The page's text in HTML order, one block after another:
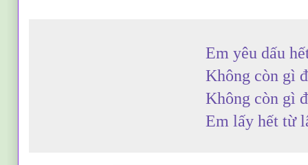
Em yêu dấu hết đời
Không còn gì để gửi
Không còn gì để giữ
Em lấy hết từ lâu đời